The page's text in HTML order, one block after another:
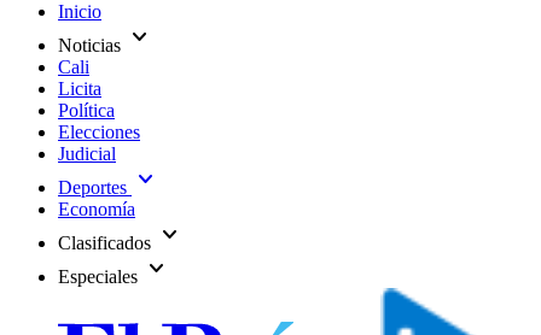
Inicio
Noticias expand_more
Cali
Licita
Política
Elecciones
Judicial
Deportes expand_more
Economía
Clasificados expand_more
Especiales expand_more